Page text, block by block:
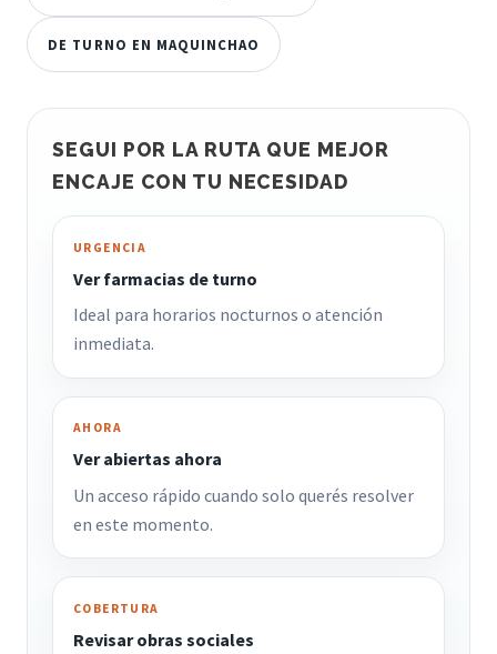
DE TURNO EN MAQUINCHAO
SEGUI POR LA RUTA QUE MEJOR
ENCAJE CON TU NECESIDAD
URGENCIA
Ver farmacias de turno
Ideal para horarios nocturnos o atención
inmediata.
AHORA
Ver abiertas ahora
Un acceso rápido cuando solo querés resolver
en este momento.
COBERTURA
Revisar obras sociales